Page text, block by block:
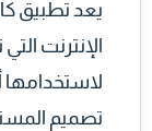
يعد تطبيق
الإنترنت
لاستخدامها
تصميم